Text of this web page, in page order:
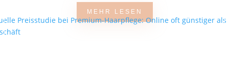
MEHR LESEN